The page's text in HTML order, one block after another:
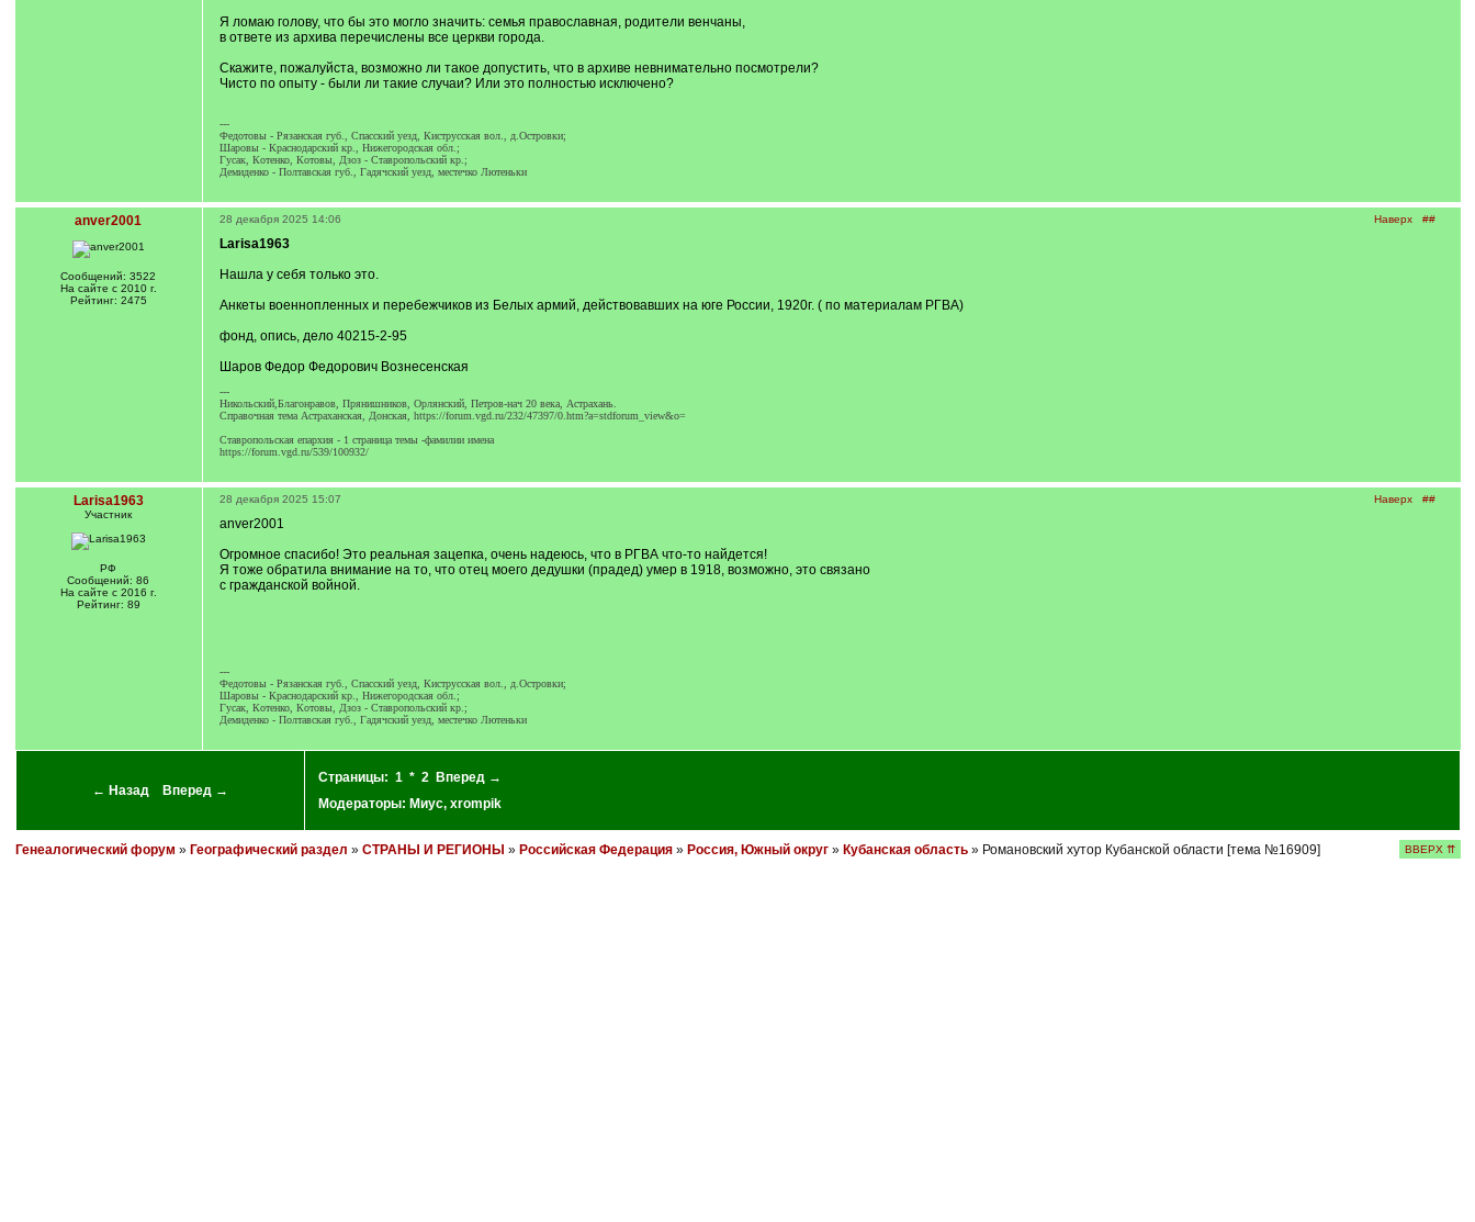
Я ломаю голову, что бы это могло значить: семья православная, родители венчаны,
в ответе из архива перечислены все церкви города.
Скажите, пожалуйста, возможно ли такое допустить, что в архиве невнимательно посмотрели?
Чисто по опыту - были ли такие случаи? Или это полностью исключено?
---
Федотовы - Рязанская губ., Спасский уезд, Киструсская вол., д.Островки;
Шаровы - Краснодарский кр., Нижегородская обл.;
Гусак, Котенко, Котовы, Дзоз - Ставропольский кр.;
Демиденко - Полтавская губ., Гадячский уезд, местечко Лютеньки
anver2001
Сообщений: 3522
На сайте с 2010 г.
Рейтинг: 2475
Наверх ##
28 декабря 2025 14:06
Larisa1963
Нашла у себя только это.
Анкеты военнопленных и перебежчиков из Белых армий, действовавших на юге России, 1920г. ( по материалам РГВА)
фонд, опись, дело 40215-2-95
Шаров Федор Федорович Вознесенская
---
Никольский,Благонравов, Прянишников, Орлянский, Петров-нач 20 века, Астрахань.
Справочная тема Астраханская, Донская, https://forum.vgd.ru/232/47397/0.htm?a=stdforum_view&o=
Ставропольская епархия - 1 страница темы -фамилии имена
https://forum.vgd.ru/539/100932/
Larisa1963
Участник
РФ
Сообщений: 86
На сайте с 2016 г.
Рейтинг: 89
Наверх ##
28 декабря 2025 15:07
anver2001
Огромное спасибо! Это реальная зацепка, очень надеюсь, что в РГВА что-то найдется!
Я тоже обратила внимание на то, что отец моего дедушки (прадед) умер в 1918, возможно, это связано
с гражданской войной.
---
Федотовы - Рязанская губ., Спасский уезд, Киструсская вол., д.Островки;
Шаровы - Краснодарский кр., Нижегородская обл.;
Гусак, Котенко, Котовы, Дзоз - Ставропольский кр.;
Демиденко - Полтавская губ., Гадячский уезд, местечко Лютеньки
← Назад Вперед →
Страницы: 1 * 2
Вперед →
Модераторы: Миус, xrompik
Генеалогический форум » Географический раздел » СТРАНЫ И РЕГИОНЫ » Российская Федерация» Россия, Южный округ» Кубанская область» Романовский хутор Кубанской области [тема №16909] ВВЕРХ ⇈